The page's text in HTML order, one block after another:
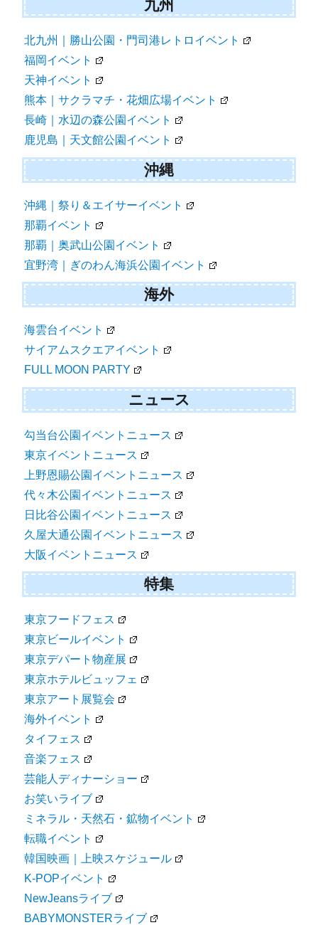
九州
北九州｜勝山公園・門司港レトロイベント
福岡イベント
天神イベント
熊本｜サクラマチ・花畑広場イベント
長崎｜水辺の森公園イベント
鹿児島｜天文館公園イベント
沖縄
沖縄｜祭り＆エイサーイベント
那覇イベント
那覇｜奥武山公園イベント
宜野湾｜ぎのわん海浜公園イベント
海外
海雲台イベント
サイアムスクエアイベント
FULL MOON PARTY
ニュース
勾当台公園イベントニュース
東京イベントニュース
上野恩賜公園イベントニュース
代々木公園イベントニュース
日比谷公園イベントニュース
久屋大通公園イベントニュース
大阪イベントニュース
特集
東京フードフェス
東京ビールイベント
東京デパート物産展
東京ホテルビュッフェ
東京アート展覧会
海外イベント
タイフェス
音楽フェス
芸能人ディナーショー
お笑いライブ
ミネラル・天然石・鉱物イベント
転職イベント
韓国映画｜上映スケジュール
K-POPイベント
NewJeansライブ
BABYMONSTERライブ